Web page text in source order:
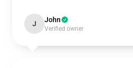
J John
Verified owner